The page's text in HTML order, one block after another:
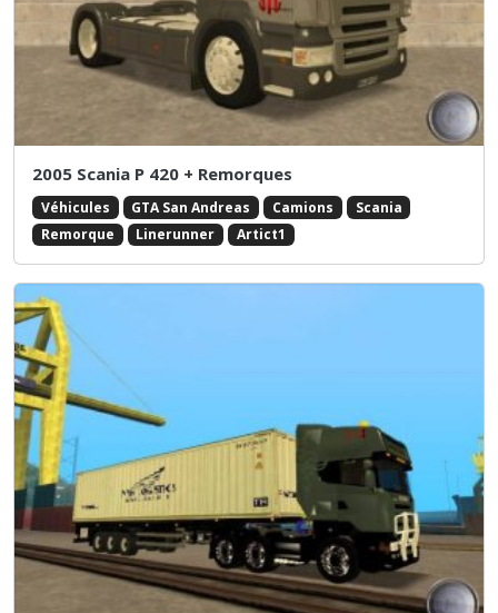
2005 Scania P 420 + Remorques
Véhicules GTA San Andreas Camions
Scania
Remorque
Linerunner Artict1